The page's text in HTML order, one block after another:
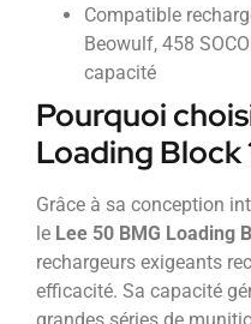
Compatible
Beowulf, 458
capacité
Pourquoi
Loading Block
Grâce à sa conception
le Lee 50 BMG Loading
rechargeurs exigeants
efficacité. Sa capacité